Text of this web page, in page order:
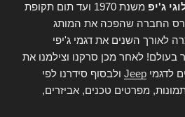
ג'יפ
משנת 1970 ועד תום תקופת
החברה שהפכה את המותג
לאורך השנים את דגמי ג'יפי
בעולם! לאחר מכן סרקנו וצילמנו את
לדגמי Jeep ולבסוף סידרנו לפי
מפרטים טכנים, אביזרים,